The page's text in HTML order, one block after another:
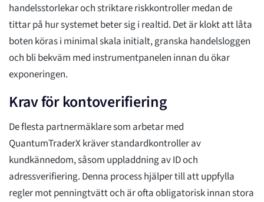
handelsstorlekar och striktare riskkontroller medan de
tittar på hur systemet beter sig i realtid. Det är klokt att låta
boten köras i minimal skala initialt, granska handelsloggen
och bli bekväm med instrumentpanelen innan du ökar
exponeringen.
Krav för kontoverifiering
De flesta partnermäklare som arbetar med
QuantumTraderX kräver standardkontroller av
kundkännedom, såsom uppladdning av ID och
adressverifiering. Denna process hjälper till att uppfylla
regler mot penningtvätt och är ofta obligatorisk innan stora